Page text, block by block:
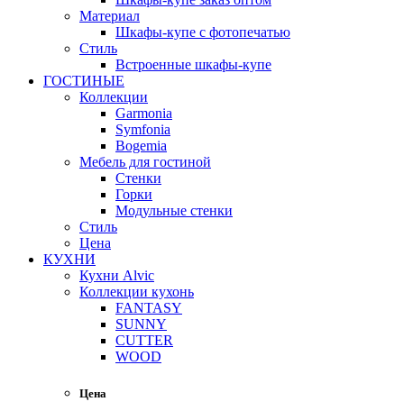
Материал
Шкафы-купе с фотопечатью
Стиль
Встроенные шкафы-купе
ГОСТИНЫЕ
Коллекции
Garmonia
Symfonia
Bogemia
Мебель для гостиной
Стенки
Горки
Модульные стенки
Стиль
Цена
КУХНИ
Кухни Alvic
Коллекции кухонь
FANTASY
SUNNY
CUTTER
WOOD
Цена